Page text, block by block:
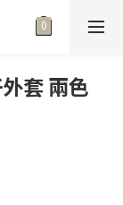
套 兩色